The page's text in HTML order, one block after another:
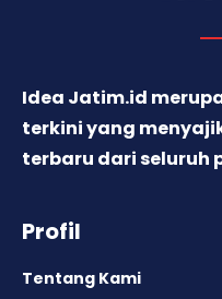
Idea Jatim.id
terkini yang
terbaru dari seluruh
Profil
Tentang Kami